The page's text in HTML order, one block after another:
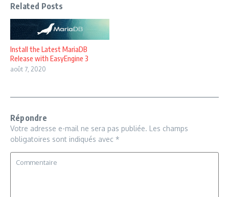
Related Posts
Install the Latest MariaDB
Release with EasyEngine 3
août 7, 2020
Répondre
Votre adresse e-mail ne sera pas publiée. Les champs
obligatoires sont indiqués avec *